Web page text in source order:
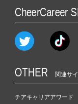
CheerCareer
OTHER 関連サ
チアキャリアアワード